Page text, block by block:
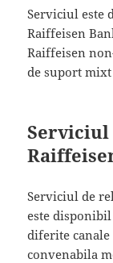
Serviciul este
Raiffeisen
Raiffeisen
de suport
Serviciul de
este
diferite canale
convenabila